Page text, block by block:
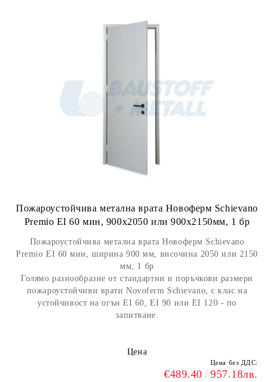
Пожароустойчива метална врата Новоферм Schievano
Premio EI 60 мин, 900x2050 или 900х2150мм, 1 бр
Пожароустойчива метална врата Новоферм Schievano
Premio EI 60 мин, ширина 900 мм, височина 2050 или 2150
мм, 1 бр
Голямо разнообразие от стандартни и поръчкови размери
пожароустойчиви врати Novoferm Schievano, с клас на
устойчивост на огън EI 60, EI 90 или EI 120 - по
запитване.
Цена
Цена без ДДС:
€489.40 957.18лв.